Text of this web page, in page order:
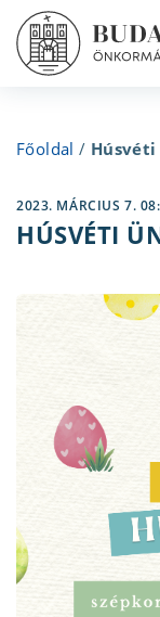
Főoldal /
2023. MÁRCIUS 7.
HÚSVÉTI